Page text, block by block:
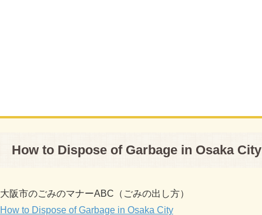
How to Dispose of Garbage in Osaka City
大阪市のごみのマナーABC（ごみの出し方）
How to Dispose of Garbage in Osaka City